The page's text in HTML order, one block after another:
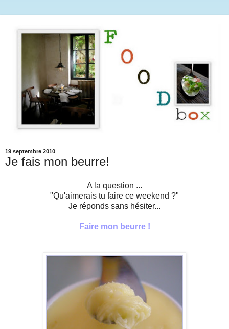
19 septembre 2010
Je fais mon beurre!
A la question ...
"Qu'aimerais tu faire ce weekend ?"
Je réponds sans hésiter...
Faire mon beurre !